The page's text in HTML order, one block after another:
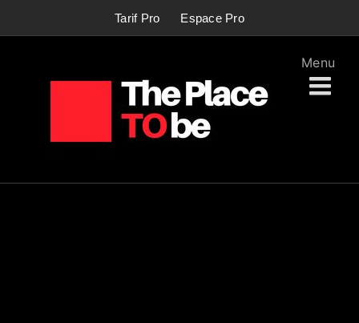
Tarif Pro Espace Pro